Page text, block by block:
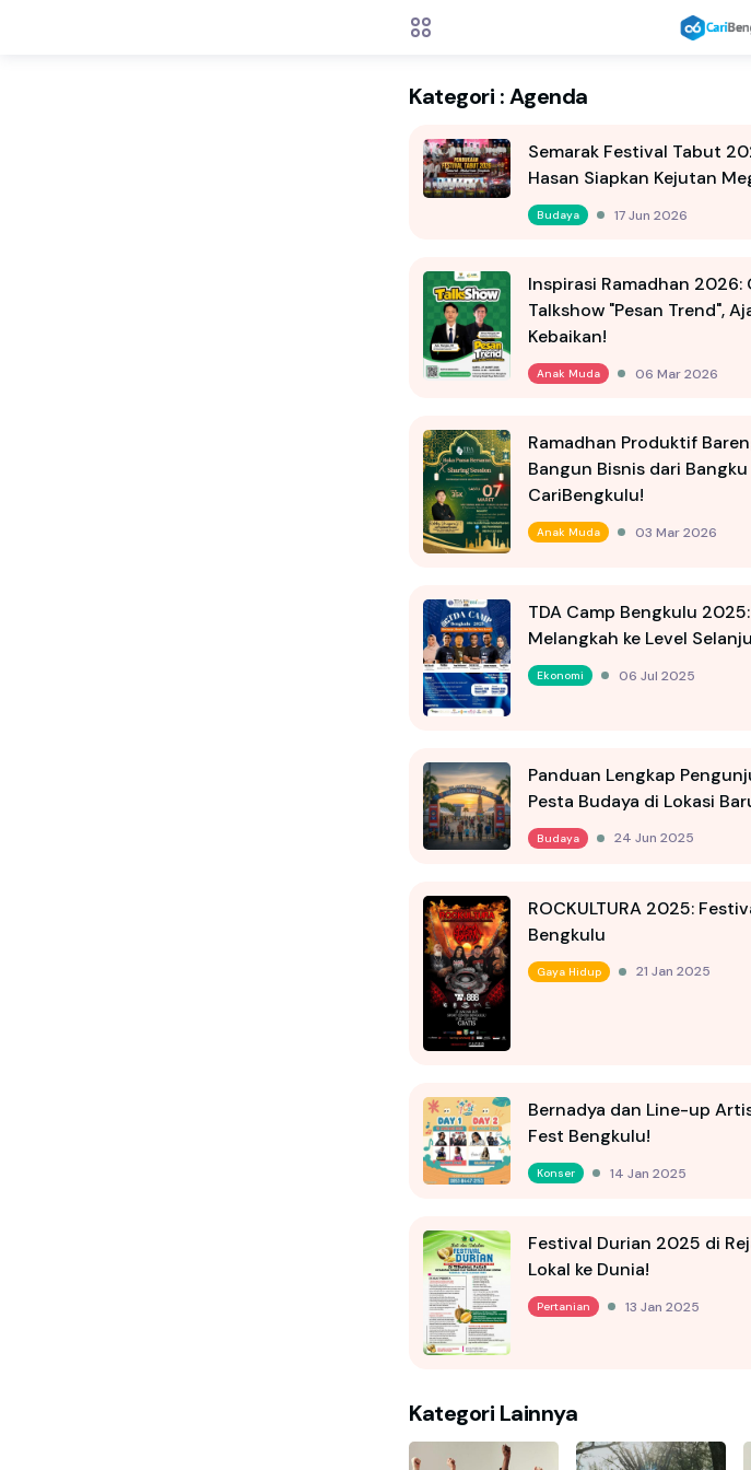
Kategori : Agenda
Semarak Festival Tabut
Hasan Siapkan Kejutan
Budaya 17 Jun 2026
Inspirasi Ramadhan 2026:
Talkshow "Pesan Trend",
Kebaikan!
Anak Muda 06 Mar 2026
Ramadhan Produktif
Bangun Bisnis dari
CariBengkulu!
Anak Muda 03 Mar 2026
TDA Camp Bengkulu
Melangkah ke Level
Ekonomi 06 Jul 2025
Panduan Lengkap
Pesta Budaya di Lokasi
Budaya 24 Jun 2025
ROCKULTURA 2025:
Bengkulu
Gaya Hidup 21 Jan 2025
Bernadya dan Line-up
Fest Bengkulu!
Konser 14 Jan 2025
Festival Durian 2025 di
Lokal ke Dunia!
Pertanian 13 Jan 2025
Kategori Lainnya